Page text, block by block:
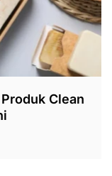
Clean